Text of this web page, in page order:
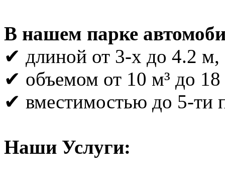
В нашем парке
✔ длиной от 3-х до 4.2 м,
✔ объемом от 10 м³ до 18
✔ вместимостью до 5-ти
Наши Услуги: